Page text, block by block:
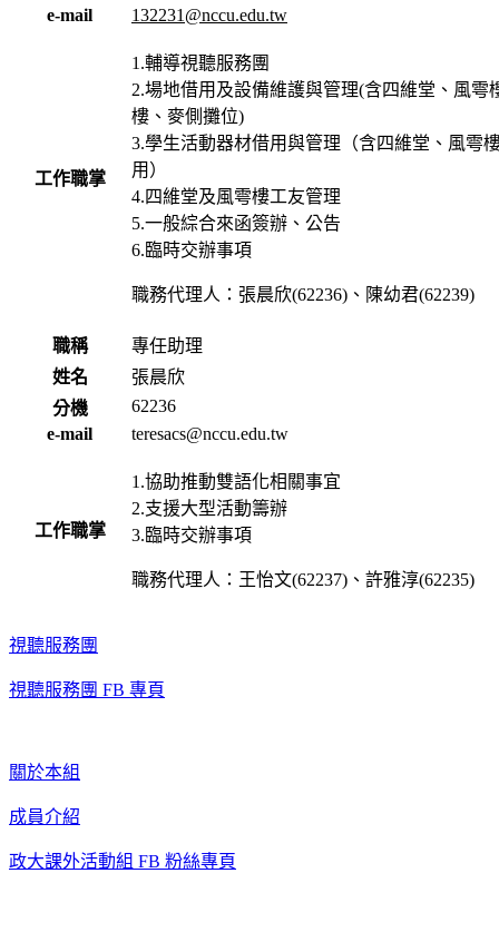
e-mail
132231@nccu.edu.tw
工作職掌
1.輔導視聽服務團
2.場地借用及設備維護與管理(含四維堂、風雩
樓、麥側攤位)
3.學生活動器材借用與管理（含四維堂、風雩
用）
4.四維堂及風雩樓工友管理
5.一般綜合來函簽辦、公告
6.臨時交辦事項
職務代理人：張晨欣(62236)、陳幼君(62239)
職稱
專任助理
姓名
張晨欣
分機
62236
e-mail
teresacs@nccu.edu.tw
工作職掌
1.協助推動雙語化相關事宜
2.支援大型活動籌辦
3.臨時交辦事項
職務代理人：王怡文(62237)、許雅淳(62235)
視聽服務團
視聽服務團 FB 專頁
關於本組
成員介紹
政大課外活動組 FB 粉絲專頁